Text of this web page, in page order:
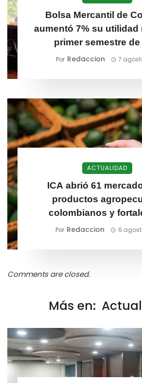
Bolsa Mercantil de
aumentó 7% su utilidad
primer semestre de
Por Redaccion 7
ACTUALIDAD
ICA abrió 61
productos
colombianos y
competitividad
Por Redaccion 6
Comments are closed.
Más en: